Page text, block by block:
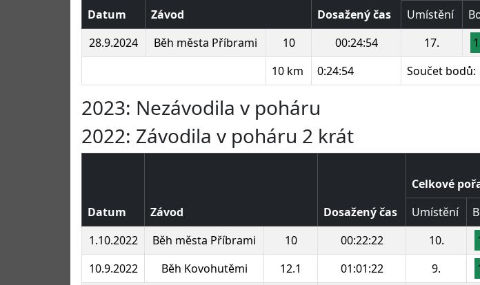
Datum Závod Dosažený čas
Umístění
28.9.2024
Běh města Příbrami 10 00:24:54 17.
10 km
0:24:54 Součet bodů:
2023: Nezávodila v poháru
2022: Závodila v poháru 2 krát
Datum Závod Dosažený čas
Celkové
Umístění
1.10.2022
Běh města Příbrami 10 00:22:22 10.
10.9.2022
Běh Kovohutěmi 12.1 01:01:22 9.